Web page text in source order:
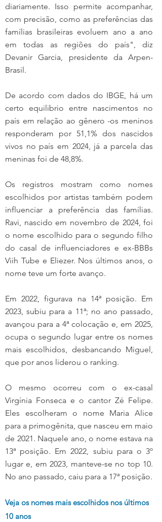
diariamente. Isso permite acompanhar,
com precisão, como as preferências das
famílias brasileiras evoluem ano a ano
em todas as regiões do país", diz
Devanir Garcia, presidente da Arpen-
Brasil.
De acordo com dados do IBGE, há um
certo equilibrio entre nascimentos no
país em relação ao gênero -os meninos
responderam por 51,1% dos nascidos
vivos no país em 2024, já a parcela das
meninas foi de 48,8%.
Os registros mostram como nomes
escolhidos por artistas também podem
influenciar a preferência das famílias.
Ravi, nascido em novembro de 2024, foi
o nome escolhido para o segundo filho
do casal de influenciadores e ex-BBBs
Viih Tube e Eliezer. Nos últimos anos, o
nome teve um forte avanço.
Em 2022, figurava na 14ª posição. Em
2023, subiu para a 11ª; no ano passado,
avançou para a 4ª colocação e, em 2025,
ocupa o segundo lugar entre os nomes
mais escolhidos, desbancando Miguel,
que por anos liderou o ranking.
O mesmo ocorreu com o ex-casal
Virgínia Fonseca e o cantor Zé Felipe.
Eles escolheram o nome Maria Alice
para a primogênita, que nasceu em maio
de 2021. Naquele ano, o nome estava na
13ª posição. Em 2022, subiu para o 3º
lugar e, em 2023, manteve-se no top 10.
No ano passado, caiu para a 17ª posição.
Veja os nomes mais escolhidos nos últimos
10 anos